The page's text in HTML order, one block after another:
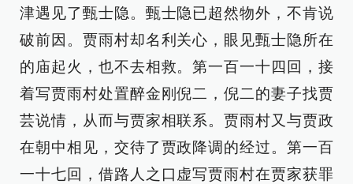
津遇见了甄士隐。甄士隐已超然物外，不肯说
破前因。贾雨村却名利关心，眼见甄士隐所在
的庙起火，也不去相救。第一百一十四回，接
着写贾雨村处置醉金刚倪二，倪二的妻子找贾
芸说情，从而与贾家相联系。贾雨村又与贾政
在朝中相见，交待了贾政降调的经过。第一百
一十七回，借路人之口虚写贾雨村在贾家获罪